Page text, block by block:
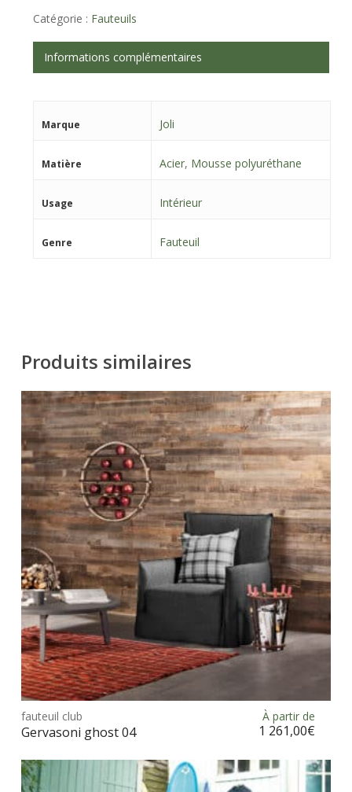
Catégorie : Fauteuils
Informations complémentaires
Marque Joli
Matière Acier, Mousse polyuréthane
Usage Intérieur
Genre Fauteuil
Produits similaires
Les
fauteuil club
Gervasoni ghost 04
À partir de
1 261,00€